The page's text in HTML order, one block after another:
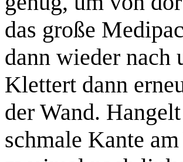
das große
dann wieder nach
Klettert dann
der Wand.
schmale Kante